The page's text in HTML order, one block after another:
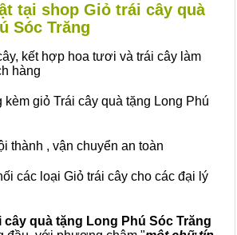
tại shop Giỏ trái cây quà
Sóc Trăng
kết hợp hoa tươi và trái cây làm
hàng
giỏ Trái cây quà tặng Long Phú
thành , vận chuyển an toàn
các loại Giỏ trái cây cho các đại lý
cây quà tặng Long Phú Sóc Trăng